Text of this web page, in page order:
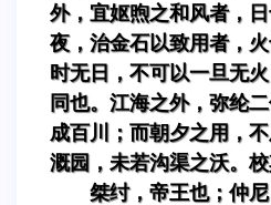
外，宜妪煦之和风者，
夜，治金石以致用者，
时无日，不可以一旦无
同也。江海之外，弥纶
成百川；而朝夕之用，
溉园，未若沟渠之沃。
桀纣，帝王也；仲